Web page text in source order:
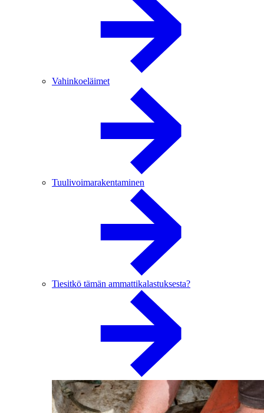
Vahinkoeläimet
Tuulivoimarakentaminen
Tiesitkö tämän ammattikalastuksesta?